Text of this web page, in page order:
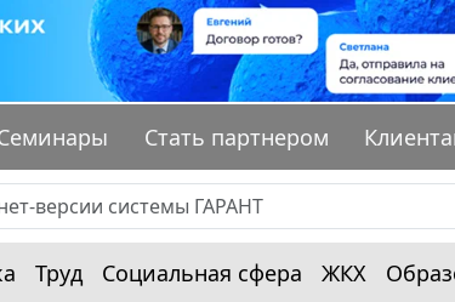
Стать партнером
Труд Социальная сфера ЖКХ